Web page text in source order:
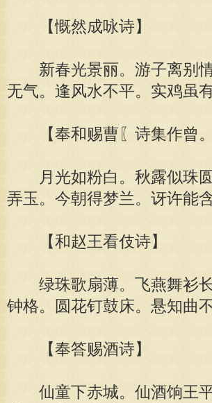
【慨然成咏诗】
新春光景丽。游子离别情
无气。逢风水不平。实鸡虽
【奉和赐曹〖诗集作曾
月光如粉白。秋露似珠圆
弄玉。今朝得梦兰。讶许能
【和赵王看伎诗】
绿珠歌扇薄。飞燕舞衫长
钟格。圆花钉鼓床。悬知曲
【奉答赐酒诗】
仙童下赤城。仙酒饷王平